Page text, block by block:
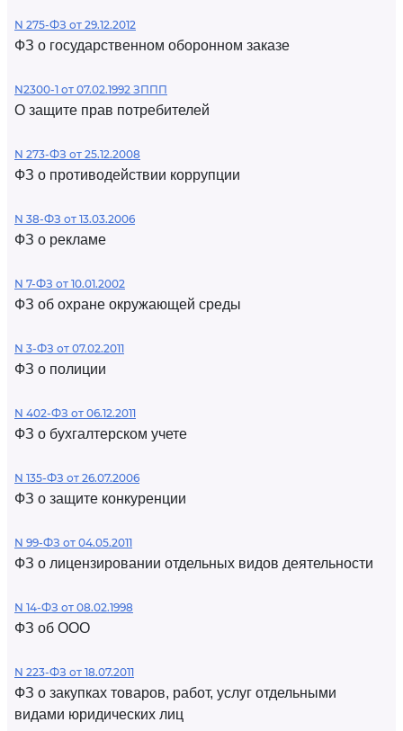
N 275-ФЗ от 29.12.2012
ФЗ о государственном оборонном заказе
N2300-1 от 07.02.1992 ЗППП
О защите прав потребителей
N 273-ФЗ от 25.12.2008
ФЗ о противодействии коррупции
N 38-ФЗ от 13.03.2006
ФЗ о рекламе
N 7-ФЗ от 10.01.2002
ФЗ об охране окружающей среды
N 3-ФЗ от 07.02.2011
ФЗ о полиции
N 402-ФЗ от 06.12.2011
ФЗ о бухгалтерском учете
N 135-ФЗ от 26.07.2006
ФЗ о защите конкуренции
N 99-ФЗ от 04.05.2011
ФЗ о лицензировании отдельных видов деятельности
N 14-ФЗ от 08.02.1998
ФЗ об ООО
N 223-ФЗ от 18.07.2011
ФЗ о закупках товаров, работ, услуг отдельными
видами юридических лиц